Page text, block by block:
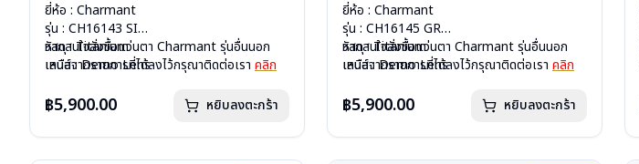
ยี่ห้อ : Charmant
รุ่น : CH16143 SI
วัสดุ : Titanium
เลนส์ : Demo Lens
น้ำหนัก : 15 กรัม
การรับประกัน : 1 ปี
หากสนใจสั่งชื้อแว่นตา Charmant รุ่นอื่นนอก
เหนือจากรายการที่ได้ลงไว้กรุณาติดต่อเรา คลิก
฿5,900.00 หยิบลงตะกร้า
ยี่ห้อ : Charmant
รุ่น : CH16145 GR
วัสดุ : Titanium
เลนส์ : Demo Lens
น้ำหนัก : 15 กรัม
การรับประกัน : 1 ปี
หากสนใจสั่งชื้อแว่นตา Charmant รุ่นอื่นนอก
เหนือจากรายการที่ได้ลงไว้กรุณาติดต่อเรา คลิก
฿5,900.00 หยิบลงตะกร้า